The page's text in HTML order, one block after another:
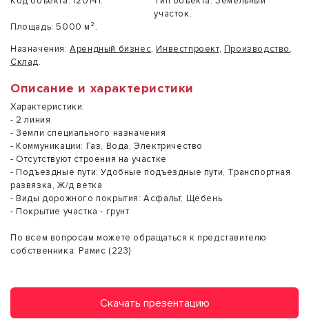
участок.
Площадь: 5000 м².
Назначения: Арендный бизнес, Инвестпроект, Производство,
Склад.
Описание и характеристики
Характеристики:
- 2 линия
- Земли специального назначения
- Коммуникации: Газ, Вода, Электричество
- Отсутствуют строения на участке
- Подъездные пути: Удобные подъездные пути, Транспортная
развязка, Ж/д ветка
- Виды дорожного покрытия: Асфальт, Щебень
- Покрытие участка - грунт
По всем вопросам можете обращаться к представителю
собственника: Рамис (223)
Скачать презентацию